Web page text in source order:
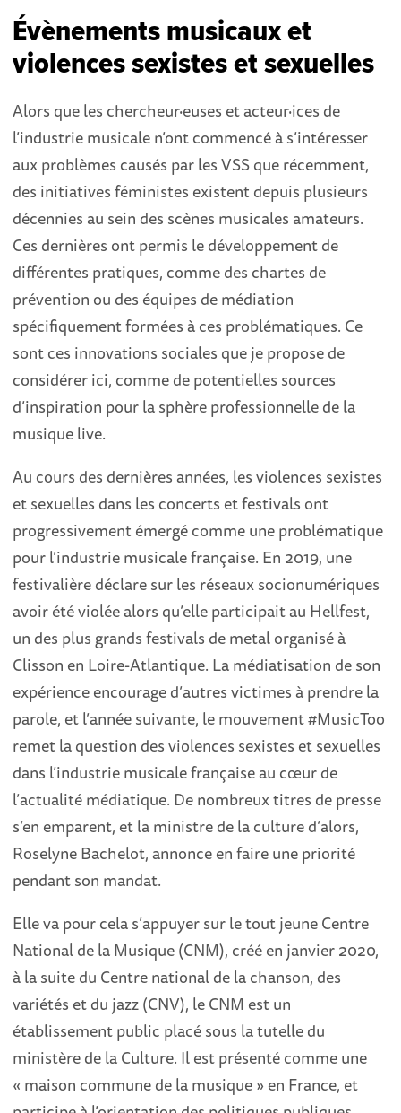
Évènements musicaux et
violences sexistes et sexuelles
Alors que les chercheur·euses et acteur·ices de
l’industrie musicale n’ont commencé à s’intéresser
aux problèmes causés par les VSS que récemment,
des initiatives féministes existent depuis plusieurs
décennies au sein des scènes musicales amateurs.
Ces dernières ont permis le développement de
différentes pratiques, comme des chartes de
prévention ou des équipes de médiation
spécifiquement formées à ces problématiques. Ce
sont ces innovations sociales que je propose de
considérer ici, comme de potentielles sources
d’inspiration pour la sphère professionnelle de la
musique live.
Au cours des dernières années, les violences sexistes
et sexuelles dans les concerts et festivals ont
progressivement émergé comme une problématique
pour l’industrie musicale française. En 2019, une
festivalière déclare sur les réseaux socionumériques
avoir été violée alors qu’elle participait au Hellfest,
un des plus grands festivals de metal organisé à
Clisson en Loire-Atlantique. La médiatisation de son
expérience encourage d’autres victimes à prendre la
parole, et l’année suivante, le mouvement #MusicToo
remet la question des violences sexistes et sexuelles
dans l’industrie musicale française au cœur de
l’actualité médiatique. De nombreux titres de presse
s’en emparent, et la ministre de la culture d’alors,
Roselyne Bachelot, annonce en faire une priorité
pendant son mandat.
Elle va pour cela s’appuyer sur le tout jeune Centre
National de la Musique (CNM), créé en janvier 2020,
à la suite du Centre national de la chanson, des
variétés et du jazz (CNV), le CNM est un
établissement public placé sous la tutelle du
ministère de la Culture. Il est présenté comme une
« maison commune de la musique » en France, et